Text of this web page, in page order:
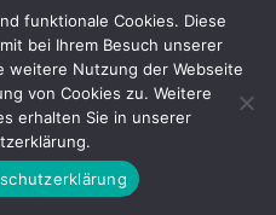
funktionale Cookies. Diese
bei Ihrem Besuch unserer
weitere Nutzung der Webseite
von Cookies zu. Weitere
erhalten Sie in unserer